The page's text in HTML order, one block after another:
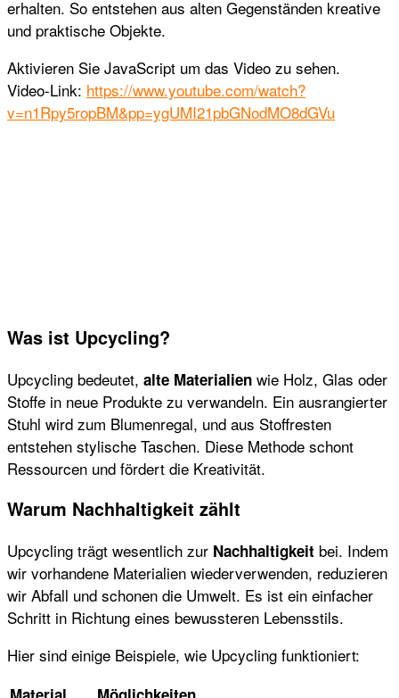
erhalten. So entstehen aus alten Gegenständen kreative
und praktische Objekte.
Aktivieren Sie JavaScript um das Video zu sehen.
Video-Link: https://www.youtube.com/watch?
v=n1Rpy5ropBM&pp=ygUMI21pbGNodMO8dGVu
Was ist Upcycling?
Upcycling bedeutet, alte Materialien wie Holz, Glas oder
Stoffe in neue Produkte zu verwandeln. Ein ausrangierter
Stuhl wird zum Blumenregal, und aus Stoffresten
entstehen stylische Taschen. Diese Methode schont
Ressourcen und fördert die Kreativität.
Warum Nachhaltigkeit zählt
Upcycling trägt wesentlich zur Nachhaltigkeit bei. Indem
wir vorhandene Materialien wiederverwenden, reduzieren
wir Abfall und schonen die Umwelt. Es ist ein einfacher
Schritt in Richtung eines bewussteren Lebensstils.
Hier sind einige Beispiele, wie Upcycling funktioniert: